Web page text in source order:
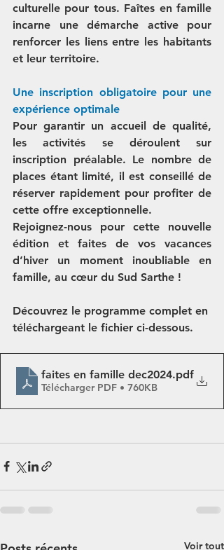
culturelle pour tous. Faîtes en famille
incarne une démarche active pour
renforcer les liens entre les habitants
et leur territoire.
Une inscription obligatoire pour une
expérience optimale
Pour garantir un accueil de qualité,
les activités se déroulent sur
inscription préalable. Le nombre de
places étant limité, il est conseillé de
réserver rapidement pour profiter de
cette offre exceptionnelle.
Rejoignez-nous pour cette nouvelle
édition et faites de vos vacances
d’hiver un moment inoubliable en
famille, au cœur du Sud Sarthe !
Découvrez le programme complet en
téléchargeant le fichier ci-dessous.
faites en famille dec2024.pdf
Télécharger PDF • 760KB
Voir tout